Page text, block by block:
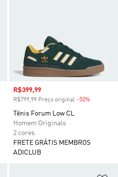
Preço com desconto
R$399,99
R$799,99 Preço original -50%
Tênis Forum Low CL
Homem Originals
2 cores
FRETE GRÁTIS MEMBROS
ADICLUB